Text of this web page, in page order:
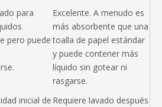
para
pero puede
Excelente. A menudo es
más absorbente que una
toalla de papel estándar
y puede contener más
líquido sin gotear ni
rasgarse.
inicial de Requiere lavado después